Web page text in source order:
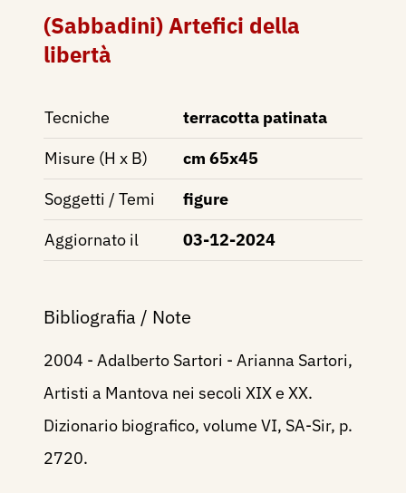
(Sabbadini) Artefici della
libertà
Tecniche
terracotta patinata
Misure (H x B)
cm 65x45
Soggetti / Temi
figure
Aggiornato il
03-12-2024
Bibliografia / Note
2004 - Adalberto Sartori - Arianna Sartori,
Artisti a Mantova nei secoli XIX e XX.
Dizionario biografico, volume VI, SA-Sir, p.
2720.